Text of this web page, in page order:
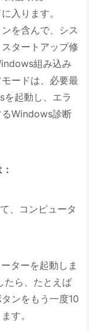
入ります。
を含んで、シス
タートアップ修
組み込み
ードは、必要最
起動し、エラ
るWindows診断
、コンピュータ
ターを起動しま
たら、たとえば
ンをもう一度10
す。